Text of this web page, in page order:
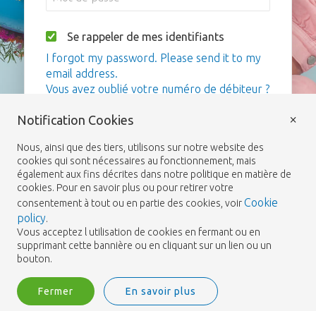
Se rappeler de mes identifiants
I forgot my password. Please send it to my
email address.
Vous avez oublié votre numéro de débiteur ?
Notification Cookies
Nous, ainsi que des tiers, utilisons sur notre website des
cookies qui sont nécessaires au fonctionnement, mais
également aux fins décrites dans notre politique en matière de
cookies. Pour en savoir plus ou pour retirer votre
consentement à tout ou en partie des cookies, voirCookie
policy.
Vous acceptez l utilisation de cookies en fermant ou en
supprimant cette bannière ou en cliquant sur un lien ou un
bouton.
Fermer En savoir plus
×